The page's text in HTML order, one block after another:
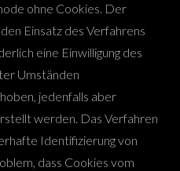
ohne Cookies. Der
Einsatz des Verfahrens
eine Einwilligung des
Umständen
jedenfalls aber
werden. Das Verfahren
Identifizierung von
dass Cookies vom